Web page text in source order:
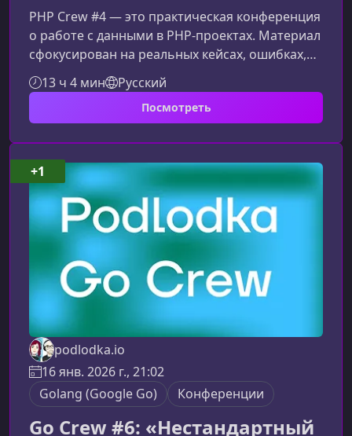
PHP Crew #4 — это практическая конференция
о работе с данными в PHP‑проектах. Материал
сфокусирован на реальных кейсах, ошибках,
производительности и архитектурных
решениях, которые напрямую влияют на
качество и скорость разработки.Что вы
узнаете на конференцииПрограмма
охватывает полный цикл работы с данными: от
проектирования и выбора инструментов до
оптимизации и масштабирования готовых
сервисов.Проектирование и архитектура
данных Как
13 ч 4 мин Русский
Посмотреть
podlodka.io
16 янв. 2026 г., 21:02
Golang (Google Go)
Конференции
Go Crew #6: «Нестандартный
+1